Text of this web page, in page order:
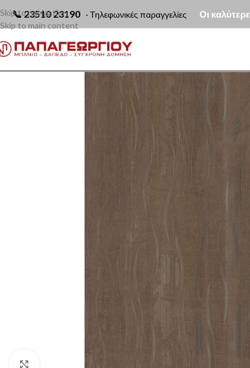
📞 23510 23190 · Τηλεφωνικές παραγγελίες Οι
Skip to navigation
Skip to main content